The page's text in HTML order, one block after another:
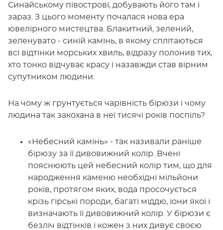
Синайському півострові, добувають його там і
зараз. З цього моменту почалася нова ера
ювелірного мистецтва. Блакитний, зелений,
зеленувато - синій камінь, в якому сплітаються
всі відтінки морських хвиль, відразу полонив тих,
хто тонко відчуває красу і назавжди став вірним
супутником людини.
На чому ж грунтується чарівність бірюзи і чому
людина так закохана в неї тисячі років поспіль?
«Небесний камінь» - так називали раніше
бірюзу за її дивовижний колір. Вчені
пояснюють цей небесний колір тим, що для
народження каменю необхідні мільйони
років, протягом яких, вода просочується
крізь гірські породи, багаті міддю, іони якої і
визначають її дивовижний колір. У бірюзи є
безліч відтінків і кожен з них дивує своєю